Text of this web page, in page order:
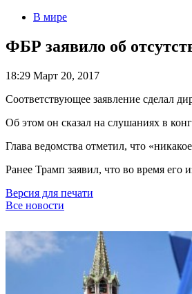
В мире
ФБР заявило об
18:29 Март 20, 2017
Соответствующее заявление сделал
Об этом он сказал на слушаниях в
Глава ведомства отметил, что
Ранее Трамп заявил, что во время
Версия для печати
Все новости